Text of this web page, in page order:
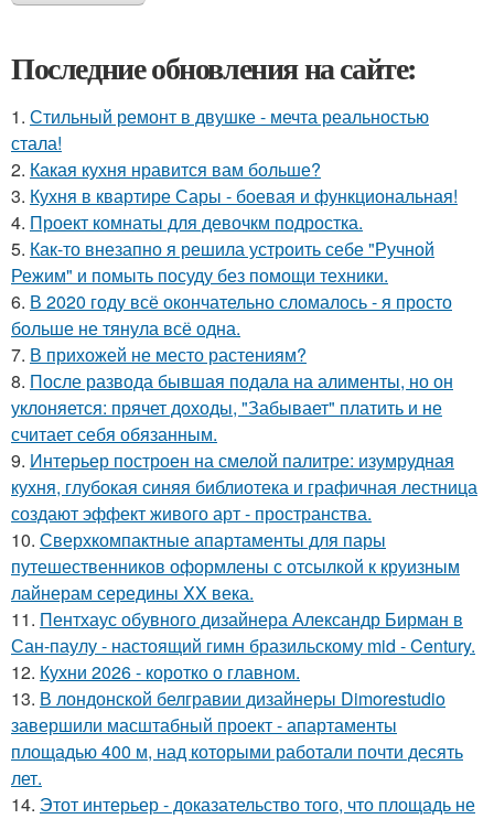
Последние обновления на сайте:
1. Стильный ремонт в двушке - мечта реальностью
стала!
2. Какая кухня нравится вам больше?
3. Кухня в квартире Сары - боевая и функциональная!
4. Проект комнаты для девочкм подростка.
5. Как-то внезапно я решила устроить себе "Ручной
Режим" и помыть посуду без помощи техники.
6. В 2020 году всё окончательно сломалось - я просто
больше не тянула всё одна.
7. В прихожей не место растениям?
8. После развода бывшая подала на алименты, но он
уклоняется: прячет доходы, "Забывает" платить и не
считает себя обязанным.
9. Интерьер построен на смелой палитре: изумрудная
кухня, глубокая синяя библиотека и графичная лестница
создают эффект живого арт - пространства.
10. Сверхкомпактные апартаменты для пары
путешественников оформлены с отсылкой к круизным
лайнерам середины XX века.
11. Пентхаус обувного дизайнера Александр Бирман в
Сан-паулу - настоящий гимн бразильскому mid - Century.
12. Кухни 2026 - коротко о главном.
13. В лондонской белгравии дизайнеры Dimorestudio
завершили масштабный проект - апартаменты
площадью 400 м, над которыми работали почти десять
лет.
14. Этот интерьер - доказательство того, что площадь не